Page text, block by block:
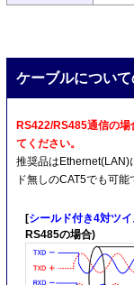
ケーブルについ
RS422/RS485通信の
てください。
推奨品はEthernet(LAN)
ド無しのCAT5でも可能
[シールド付き4対ツ
RS485の場合)